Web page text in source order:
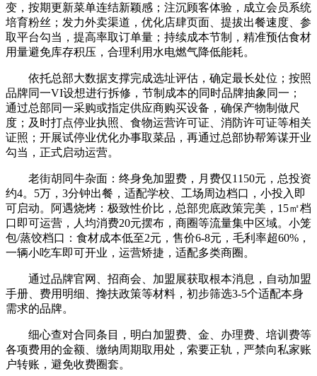
变，按期更新菜单连结新颖感；注沉顾客体验，成立会员系统
培育粉丝；发力外卖渠道，优化店肆页面、提拔出餐速度、参
取平台勾当，提高率取订单量；持续成本节制，精准预估食材
用量避免库存积压，合理利用水电燃气降低能耗。
依托总部大数据支撑完成选址评估，确定最长处位；按照
品牌同一VI设想进行拆修，节制成本的同时品牌抽象同一；
通过总部同一采购或指定供应商购买设备，确保产物制做尺
度；及时打点停业执照、食物运营许可证、消防许可证等相关
证照；开展试停业优化办事取菜品，再通过总部协帮筹谋开业
勾当，正式启动运营。
老街胡同牛杂面：终身免加盟费，月费仅1150元，总投资
约4。5万，3分钟出餐，适配学校、工场周边档口，小投入即
可启动。阿遇烧烤：极致性价比，总部兜底政策完美，15㎡档
口即可运营，人均消费20元摆布，商圈等流量集中区域。小笼
包/蒸饺档口：食材成本低至2元，售价6-8元，毛利率超60%，
一辆小吃车即可开业，运营矫捷，适配多类商圈。
通过品牌官网、招商会、加盟展获取根本消息，自动加盟
手册、费用明细、搀扶政策等材料，初步筛选3-5个适配本身
需求的品牌。
细心查对合同条目，明白加盟费、金、办理费、培训费等
各项费用的金额、缴纳周期取用处，索要正轨，严禁向私家账
户转账，避免收费圈套。